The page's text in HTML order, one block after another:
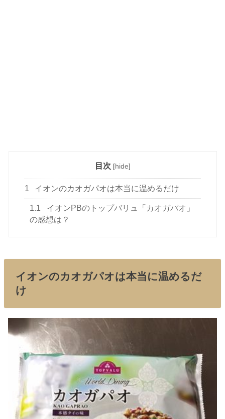
目次 [hide]
1 イオンのカオガパオは本当に温めるだけ
1.1
イオンPBのトップバリュ「カオガパオ」
の感想は？
イオンのカオガパオは本当に温めるだ
け